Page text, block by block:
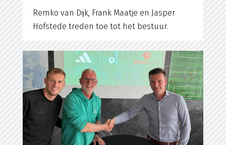
Remko van Dijk, Frank Maatje en Jasper
Hofstede treden toe tot het bestuur.